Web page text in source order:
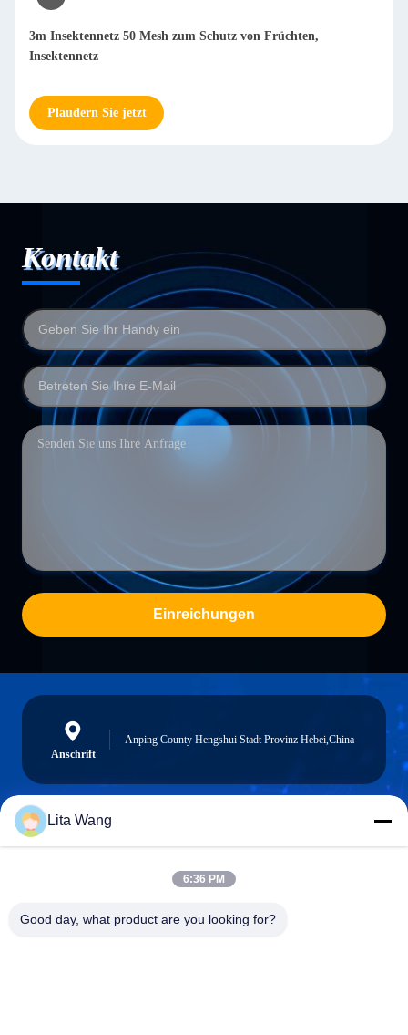
3m Insektennetz 50 Mesh zum Schutz von Früchten,
Insektennetz
Plaudern Sie jetzt
Kontakt
Einreichungen
Anschrift
Anping County Hengshui Stadt Provinz Hebei,China
Lita Wang
6:36 PM
Good day, what product are you looking for?